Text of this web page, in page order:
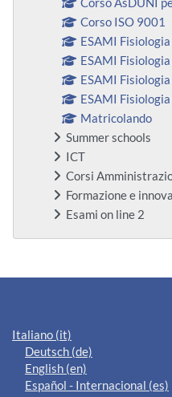
Corso AsDUNI
Corso ISO 9001
ESAMI
ESAMI
ESAMI Fisiologia
ESAMI Fisiologia
Matricolando
Summer schools
ICT
Corsi
Formazione e
Esami on line 2
Blocchi
Italiano ‎(it)‎
Deutsch ‎(de)‎
English ‎(en)‎
Español - Internacional ‎(es)‎